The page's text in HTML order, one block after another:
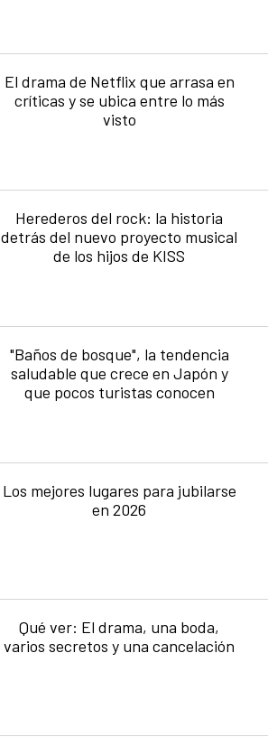
El drama de Netflix que arrasa en
críticas y se ubica entre lo más
visto
Herederos del rock: la historia
detrás del nuevo proyecto musical
de los hijos de KISS
"Baños de bosque", la tendencia
saludable que crece en Japón y
que pocos turistas conocen
Los mejores lugares para jubilarse
en 2026
Qué ver: El drama, una boda,
varios secretos y una cancelación